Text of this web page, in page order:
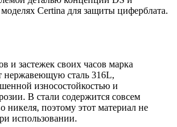
моделях Certina для защиты циферблата.
и застежек своих часов марка
нержавеющую сталь 316L,
износостойкостью и
В стали содержится совсем
никеля, поэтому этот материал не
использовании.